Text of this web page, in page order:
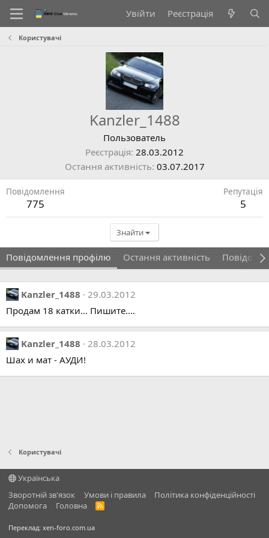
Увійти Реєстрація
Користувачі
Kanzler_1488
Пользователь
Реєстрація 28.03.2012
Остання активність 03.07.2017
Повідомлення
775
Репутація
5
Знайти
Повідомлення профілю Остання активність
Kanzler_1488
29.03.2012
Продам 18 катки... Пишите....
Kanzler_1488
28.03.2012
Шах и мат - АУДИ!
Користувачі
Українська
Зворотній зв'язок
Умови і правила
Політика конфіденційності
Дoпoмoга
Головна
R
Переклад: xen-foro.com.ua